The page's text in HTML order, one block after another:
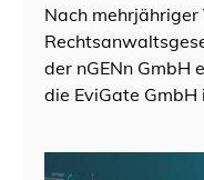
Nach
der nGENn GmbH
die EviGate GmbH